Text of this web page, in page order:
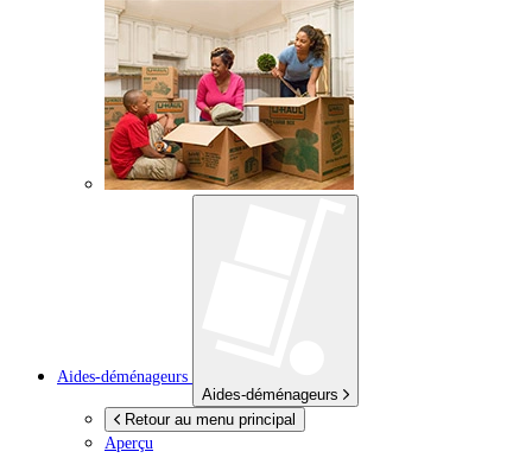
Aides-déménageurs
Aides-déménageurs
Retour au menu principal
Aperçu